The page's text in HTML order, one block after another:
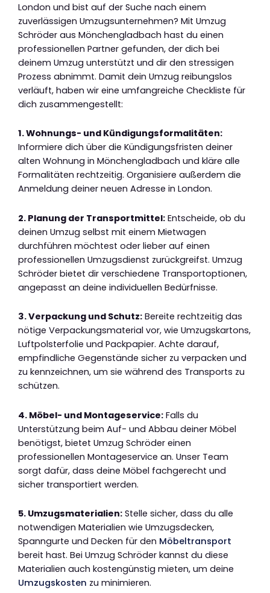
London und bist auf der Suche nach einem
zuverlässigen Umzugsunternehmen? Mit Umzug
Schröder aus Mönchengladbach hast du einen
professionellen Partner gefunden, der dich bei
deinem Umzug unterstützt und dir den stressigen
Prozess abnimmt. Damit dein Umzug reibungslos
verläuft, haben wir eine umfangreiche Checkliste für
dich zusammengestellt:
1. Wohnungs- und Kündigungsformalitäten:
Informiere dich über die Kündigungsfristen deiner
alten Wohnung in Mönchengladbach und kläre alle
Formalitäten rechtzeitig. Organisiere außerdem die
Anmeldung deiner neuen Adresse in London.
2. Planung der Transportmittel: Entscheide, ob du
deinen Umzug selbst mit einem Mietwagen
durchführen möchtest oder lieber auf einen
professionellen Umzugsdienst zurückgreifst. Umzug
Schröder bietet dir verschiedene Transportoptionen,
angepasst an deine individuellen Bedürfnisse.
3. Verpackung und Schutz: Bereite rechtzeitig das
nötige Verpackungsmaterial vor, wie Umzugskartons,
Luftpolsterfolie und Packpapier. Achte darauf,
empfindliche Gegenstände sicher zu verpacken und
zu kennzeichnen, um sie während des Transports zu
schützen.
4. Möbel- und Montageservice: Falls du
Unterstützung beim Auf- und Abbau deiner Möbel
benötigst, bietet Umzug Schröder einen
professionellen Montageservice an. Unser Team
sorgt dafür, dass deine Möbel fachgerecht und
sicher transportiert werden.
5. Umzugsmaterialien: Stelle sicher, dass du alle
notwendigen Materialien wie Umzugsdecken,
Spanngurte und Decken für den Möbeltransport
bereit hast. Bei Umzug Schröder kannst du diese
Materialien auch kostengünstig mieten, um deine
Umzugskosten zu minimieren.